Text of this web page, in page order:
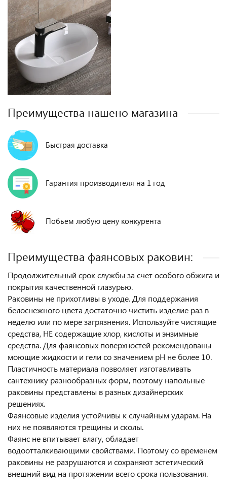
Преимущества нашено магазина
Быстрая доставка
Гарантия производителя на 1 год
Побьем любую цену конкурента
Преимущества фаянсовых раковин:
Продолжительный срок службы за счет особого обжига и
покрытия качественной глазурью.
Раковины не прихотливы в уходе. Для поддержания
белоснежного цвета достаточно чистить изделие раз в
неделю или по мере загрязнения. Используйте чистящие
средства, НЕ содержащие хлор, кислоты и энзимные
средства. Для фаянсовых поверхностей рекомендованы
моющие жидкости и гели со значением pH не более 10.
Пластичность материала позволяет изготавливать
сантехнику разнообразных форм, поэтому напольные
раковины представлены в разных дизайнерских
решениях.
Фаянсовые изделия устойчивы к случайным ударам. На
них не появляются трещины и сколы.
Фаянс не впитывает влагу, обладает
водоотталкивающими свойствами. Поэтому со временем
раковины не разрушаются и сохраняют эстетический
внешний вид на протяжении всего срока пользования.